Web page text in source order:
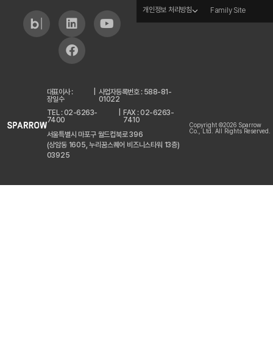
개인정보 처리방침 Family Site
대표이사 :
장일수
사업자등록번호 : 588-81-
01022
TEL : 02-6263-
7400
FAX : 02-6263-
7410
서울특별시 마포구 월드컵북로 396
(상암동 1605, 누리꿈스퀘어 비즈니스타워 13층)
03925
Copyright ©2026 Sparrow
Co., Ltd. All Rights Reserved.